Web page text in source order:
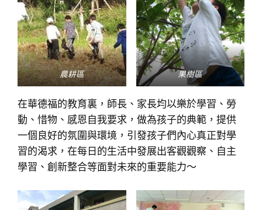
農耕區 果樹區
在華德福的教育裏，師長、家長均以樂於學習、勞
動、惜物、感恩自我要求，做為孩子的典範，提供
一個良好的氛圍與環境，引發孩子們內心真正對學
習的渴求，在每日的生活中發展出客觀觀察、自主
學習、創新整合等面對未來的重要能力～